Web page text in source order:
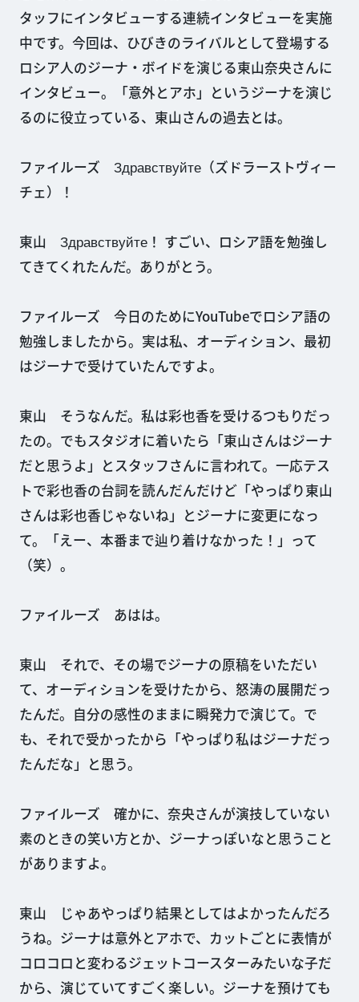
タッフにインタビューする連続インタビューを実施
中です。今回は、ひびきのライバルとして登場する
ロシア人のジーナ・ボイドを演じる東山奈央さんに
インタビュー。「意外とアホ」というジーナを演じ
るのに役立っている、東山さんの過去とは。
ファイルーズ Здравствуйте（ズドラーストヴィー
チェ）！
東山 Здравствуйте！ すごい、ロシア語を勉強し
てきてくれたんだ。ありがとう。
ファイルーズ 今日のためにYouTubeでロシア語の
勉強しましたから。実は私、オーディション、最初
はジーナで受けていたんですよ。
東山 そうなんだ。私は彩也香を受けるつもりだっ
たの。でもスタジオに着いたら「東山さんはジーナ
だと思うよ」とスタッフさんに言われて。一応テス
トで彩也香の台詞を読んだんだけど「やっぱり東山
さんは彩也香じゃないね」とジーナに変更になっ
て。「えー、本番まで辿り着けなかった！」って
（笑）。
ファイルーズ あはは。
東山 それで、その場でジーナの原稿をいただい
て、オーディションを受けたから、怒涛の展開だっ
たんだ。自分の感性のままに瞬発力で演じて。で
も、それで受かったから「やっぱり私はジーナだっ
たんだな」と思う。
ファイルーズ 確かに、奈央さんが演技していない
素のときの笑い方とか、ジーナっぽいなと思うこと
がありますよ。
東山 じゃあやっぱり結果としてはよかったんだろ
うね。ジーナは意外とアホで、カットごとに表情が
コロコロと変わるジェットコースターみたいな子だ
から、演じていてすごく楽しい。ジーナを預けても